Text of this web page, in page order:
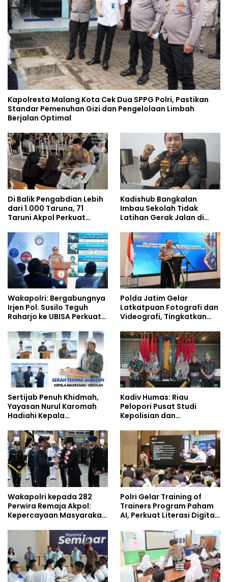
Kapolresta Malang Kota Cek Dua SPPG Polri, Pastikan
Standar Pemenuhan Gizi dan Pengelolaan Limbah
Berjalan Optimal
Di Balik Pengabdian Lebih
dari 1.000 Taruna, 71
Taruni Akpol Perkuat
Siswa Sekolah Rakyat
Kadishub Bangkalan
Imbau Sekolah Tidak
Latihan Gerak Jalan di
Wakapolri: Bergabungnya
Irjen Pol. Susilo Teguh
Raharjo ke UBISA Perkuat
Studi Kepolisian
Polda Jatim Gelar
Latkatpuan Fotografi dan
Videografi, Tingkatkan
Era Digital
Sertijab Penuh Khidmah,
Yayasan Nurul Karomah
Hadiahi Kepala
Umrah
Kadiv Humas: Riau
Pelopori Pusat Studi
Kepolisian dan
Policing Masuki Babak
Wakapolri kepada 282
Perwira Remaja Akpol:
Kepercayaan Masyarakat
Polri Gelar Training of
Trainers Program Paham
AI, Perkuat Literasi Digital